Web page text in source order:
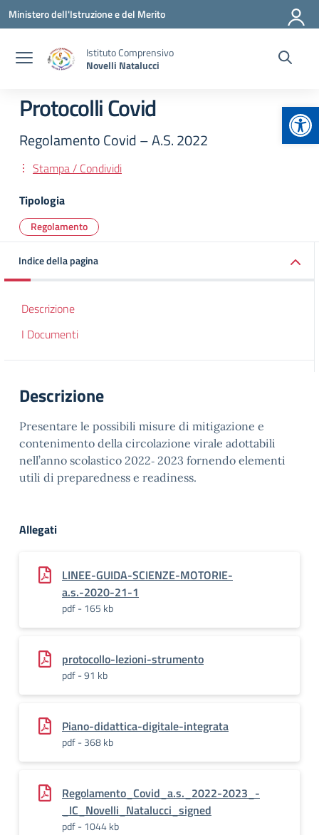
Vai ai contenuti
Vai al menu di navigazione
Vai al footer
Ministero dell'Istruzione e del Merito
Istituto Comprensivo
Novelli Natalucci
Protocolli Covid
Regolamento Covid – A.S. 2022
Stampa / Condividi
Tipologia
Regolamento
Indice della pagina
Descrizione
I Documenti
Descrizione
Presentare le possibili misure di mitigazione e
contenimento della circolazione virale adottabili
nell’anno scolastico 2022‐ 2023 fornendo elementi
utili di preparedness e readiness.
Allegati
LINEE-GUIDA-SCIENZE-MOTORIE-
a.s.-2020-21-1
pdf - 165 kb
protocollo-lezioni-strumento
pdf - 91 kb
Piano-didattica-digitale-integrata
pdf - 368 kb
Regolamento_Covid_a.s._2022-2023_-
_IC_Novelli_Natalucci_signed
pdf - 1044 kb